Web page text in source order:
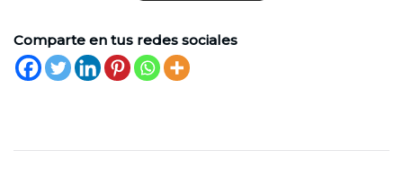
Comparte en tus redes sociales